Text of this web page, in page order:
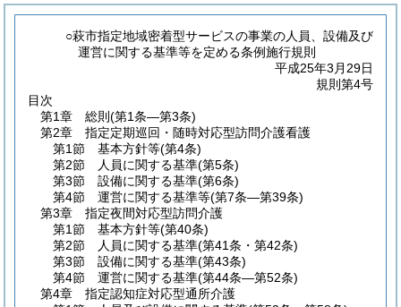
○萩市指定地域密着型サービスの事業の人員、設備及び
運営に関する基準等を定める条例施行規則
平成25年3月29日
規則第4号
目次
第1章
総則 (第1条―第3条)
第2章
指定定期巡回・随時対応型訪問介護看護
第1節
基本方針等(第4条)
第2節
人員に関する基準(第5条)
第3節
設備に関する基準(第6条)
第4節
運営に関する基準等(第7条―第39条)
第3章
指定夜間対応型訪問介護
第1節
基本方針等(第40条)
第2節
人員に関する基準(第41条・第42条)
第3節
設備に関する基準(第43条)
第4節
運営に関する基準(第44条―第52条)
第4章
指定認知症対応型通所介護